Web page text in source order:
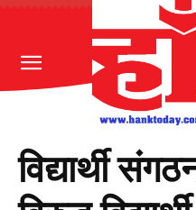
विद्यार्थी